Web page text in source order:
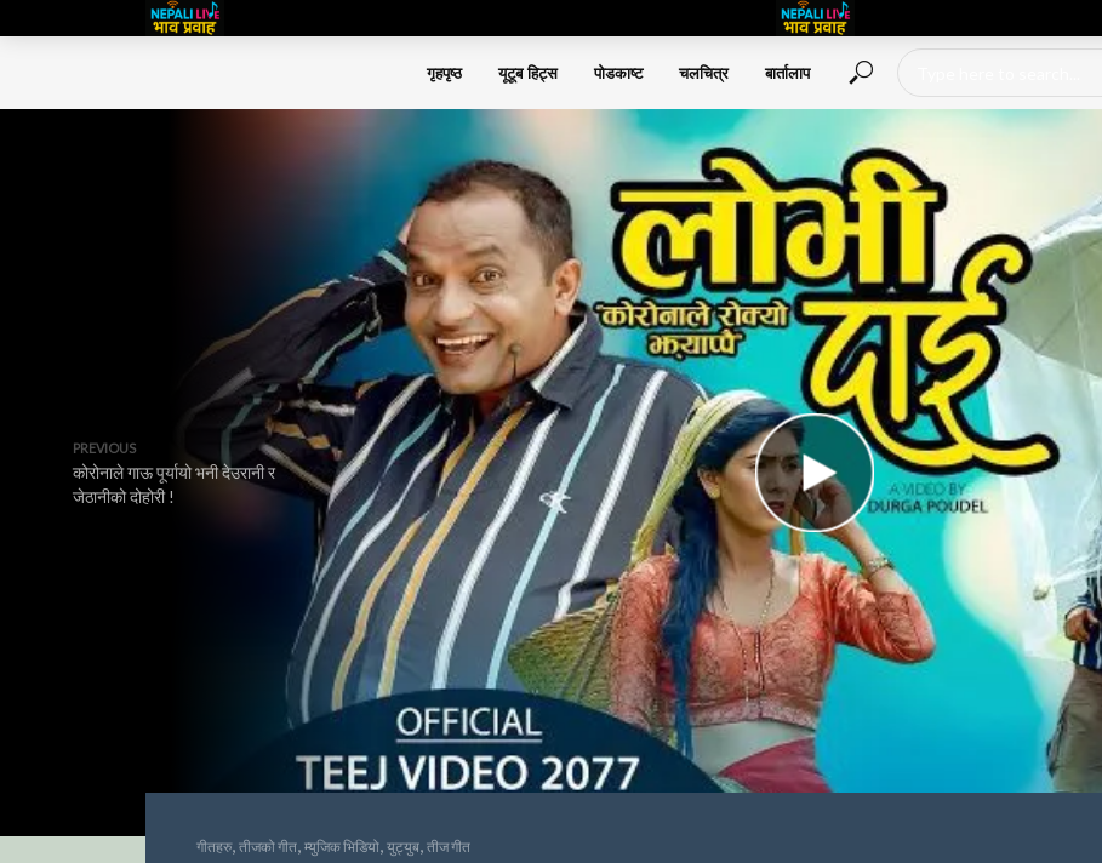
गृहपृष्ठ यूटूब हिट्स पोडकाष्ट चलचित्र बार्तालाप
PREVIOUS
कोरोनाले गाऊ पूर्यायो भनी देउरानी र
जेठानीको दोहोरी !
गीतहरु, तीजको गीत, म्युजिक भिडियो, युट्युब, तीज गीत